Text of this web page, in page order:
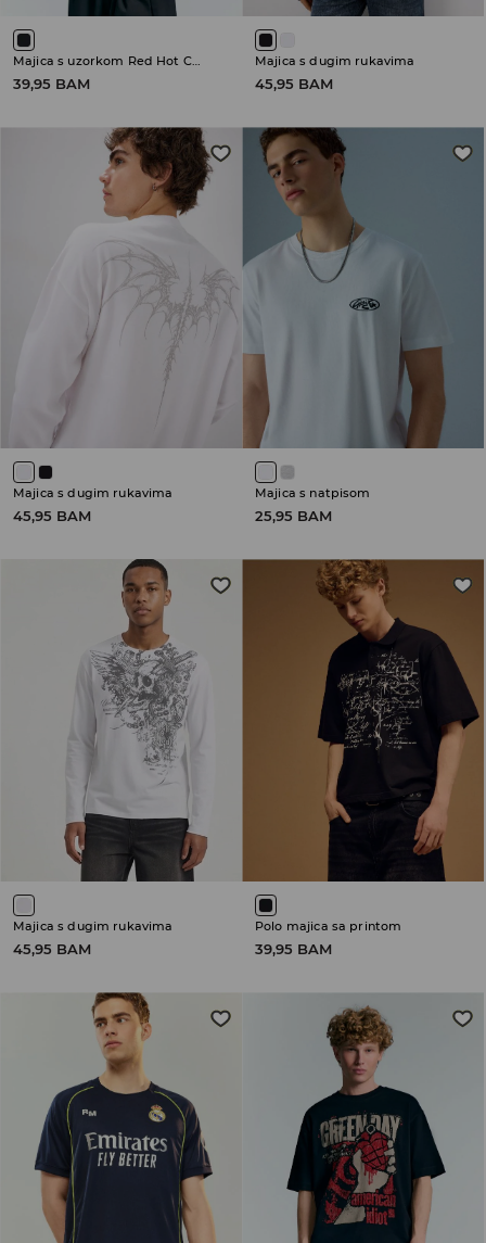
Majica s uzorkom Red Hot Chili Peppers
39,95 BAM
Majica s dugim rukavima
45,95 BAM
Majica s dugim rukavima
45,95 BAM
Majica s natpisom
25,95 BAM
Majica s dugim rukavima
45,95 BAM
Polo majica sa printom
39,95 BAM